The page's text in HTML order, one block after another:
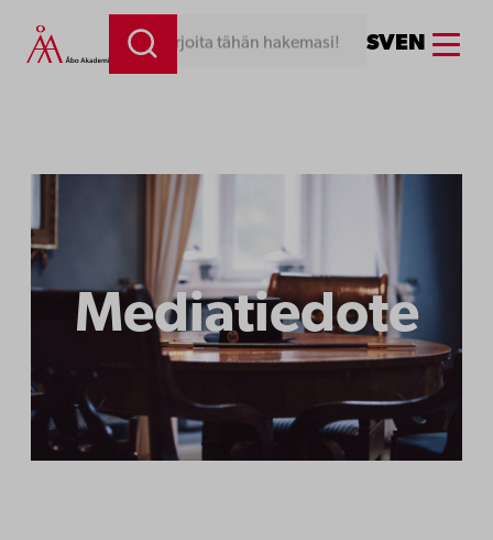
Siirry
sisältöön
Kirjoita tähän hakemasi! SVEN Menu
Mediatiedote